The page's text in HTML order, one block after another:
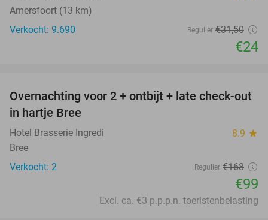
Amersfoort (13 km)
Verkocht: 9.690
Regulier €31,50
€24
41%
TODAY
Overnachting voor 2 + ontbijt + late check-out
in hartje Bree
Hotel Brasserie Ingredi 8.9 star
Bree
Verkocht: 2
Regulier €168
€99
Excl. ca. €3 p.p.p.n. toeristenbelasting